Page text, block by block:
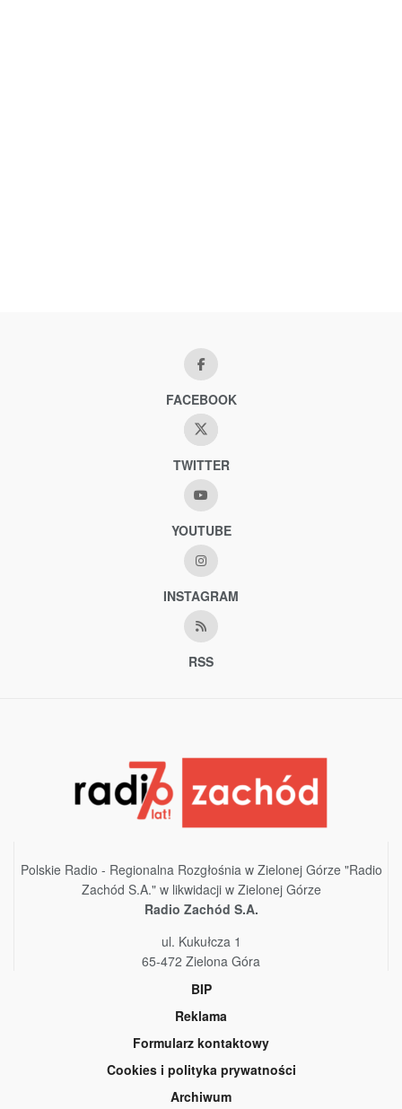
FACEBOOK
TWITTER
YOUTUBE
INSTAGRAM
RSS
Polskie Radio - Regionalna Rozgłośnia w Zielonej Górze "Radio
Zachód S.A." w likwidacji w Zielonej Górze
Radio Zachód S.A.
ul. Kukułcza 1
65-472 Zielona Góra
BIP
Reklama
Formularz kontaktowy
Cookies i polityka prywatności
Archiwum